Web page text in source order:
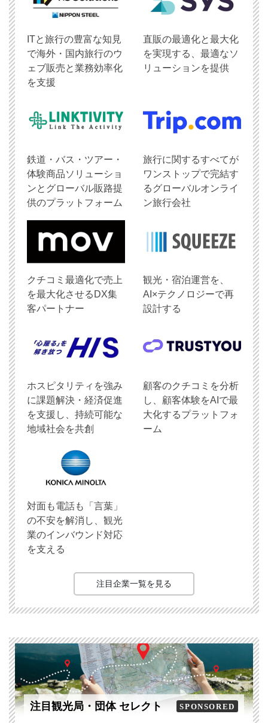
ITと旅行の豊富な知見
で海外・国内旅行のウ
ェブ販売と業務効率化
を支援
直販の最適化と最大化
を実現する、最適なソ
リューションを提供
鉄道・バス・ツアー・
体験商品ソリューショ
ンとグローバル販路提
供のプラットフォーム
旅行に関するすべてが
ワンストップで完結す
るグローバルオンライ
ン旅行会社
クチコミ最適化で売上
を最大化させるDX集
客パートナー
観光・宿泊運営を、
AI×テクノロジーで再
設計する
ホスピタリティを強み
に課題解決・経済促進
を支援し、持続可能な
地域社会を共創
顧客のクチコミを分析
し、顧客体験をAIで最
大化するプラットフォ
ーム
対面も電話も「言葉」
の不安を解消し、観光
業のインバウンド対応
を支える
注目企業一覧を見る
注目観光局・団体 セレクト SPONSORED